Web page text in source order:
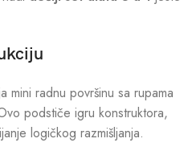
radnu površinu sa rupama
podstiče igru konstruktora,
logičkog razmišljanja.